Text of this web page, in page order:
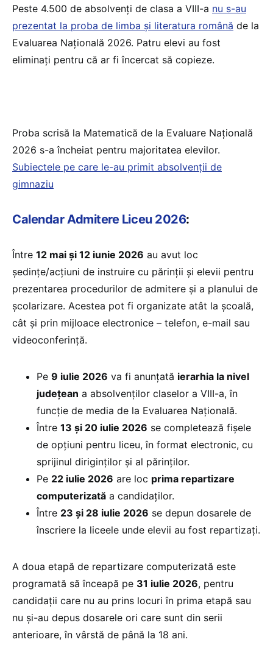
Peste 4.500 de absolvenți de clasa a VIII-a nu s-au
prezentat la proba de limba și literatura română de la
Evaluarea Națională 2026. Patru elevi au fost
eliminați pentru că ar fi încercat să copieze.
Proba scrisă la Matematică de la Evaluare Națională
2026 s-a încheiat pentru majoritatea elevilor.
Subiectele pe care le-au primit absolvenții de
gimnaziu
Calendar Admitere Liceu 2026:
Între 12 mai și 12 iunie 2026 au avut loc
ședinţe/acțiuni de instruire cu părinţii şi elevii pentru
prezentarea procedurilor de admitere şi a planului de
școlarizare. Acestea pot fi organizate atât la școală,
cât și prin mijloace electronice – telefon, e-mail sau
videoconferință.
Pe 9 iulie 2026 va fi anunţată ierarhia la nivel
judeţean a absolvenţilor claselor a VIII-a, în
funcție de media de la Evaluarea Națională.
Între 13 și 20 iulie 2026 se completează fișele
de opțiuni pentru liceu, în format electronic, cu
sprijinul diriginților și al părinților.
Pe 22 iulie 2026 are loc prima repartizare
computerizată a candidaților.
Între 23 și 28 iulie 2026 se depun dosarele de
înscriere la liceele unde elevii au fost repartizați.
A doua etapă de repartizare computerizată este
programată să înceapă pe 31 iulie 2026, pentru
candidații care nu au prins locuri în prima etapă sau
nu și-au depus dosarele ori care sunt din serii
anterioare, în vârstă de până la 18 ani.